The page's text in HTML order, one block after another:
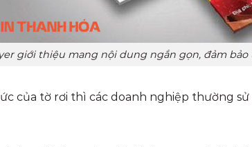
giới thiệu mang nội dung ngắn gọn, đảm
của tờ rơi thì các doanh nghiệp thường